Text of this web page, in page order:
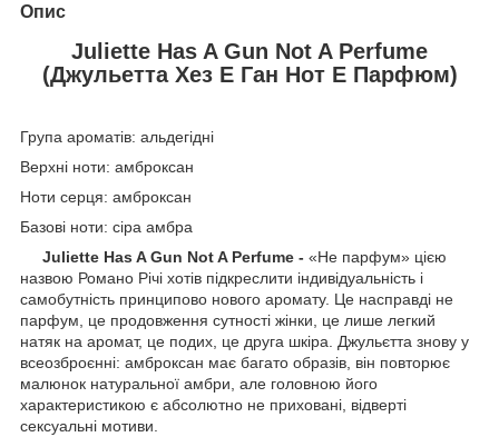
Опис
Juliette Has A Gun Not A Perfume
(Джульетта Хез Е Ган Нот Е Парфюм)
Група ароматів: альдегідні
Верхні ноти: амброксан
Ноти серця: амброксан
Базові ноти: сіра амбра
Juliette Has A Gun Not A Perfume - «Не парфум» цією
назвою Романо Річі хотів підкреслити індивідуальність і
самобутність принципово нового аромату. Це насправді не
парфум, це продовження сутності жінки, це лише легкий
натяк на аромат, це подих, це друга шкіра. Джульєтта знову у
всеозброєнні: амброксан має багато образів, він повторює
малюнок натуральної амбри, але головною його
характеристикою є абсолютно не приховані, відверті
сексуальні мотиви.